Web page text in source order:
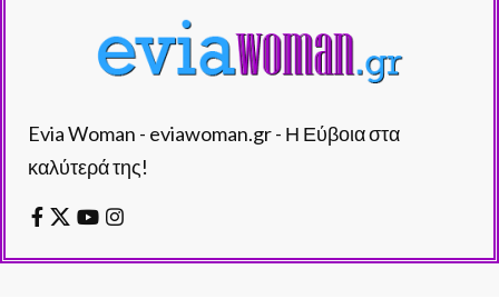
Evia Woman - eviawoman.gr - Η Εύβοια στα
καλύτερά της!